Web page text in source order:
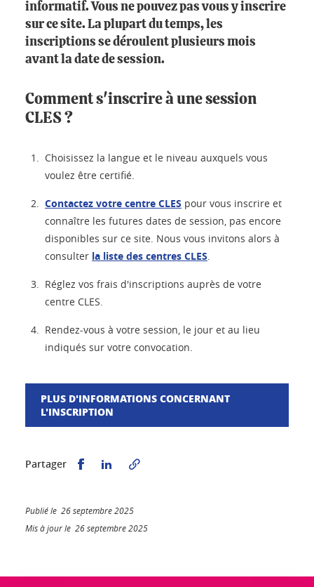
informatif. Vous ne pouvez pas vous y inscrire
sur ce site. La plupart du temps, les
inscriptions se déroulent plusieurs mois
avant la date de session.
Comment s'inscrire à une session
CLES ?
Choisissez la langue et le niveau auxquels vous
voulez être certifié.
Contactez votre centre CLES pour vous inscrire et
connaître les futures dates de session, pas encore
disponibles sur ce site. Nous vous invitons alors à
consulter la liste des centres CLES.
Réglez vos frais d'inscriptions auprès de votre
centre CLES.
Rendez-vous à votre session, le jour et au lieu
indiqués sur votre convocation.
PLUS D'INFORMATIONS CONCERNANT
L'INSCRIPTION
Partager Partager sur Facebook
Partager sur LinkedIn
Publié le 26 septembre 2025
Mis à jour le 26 septembre 2025